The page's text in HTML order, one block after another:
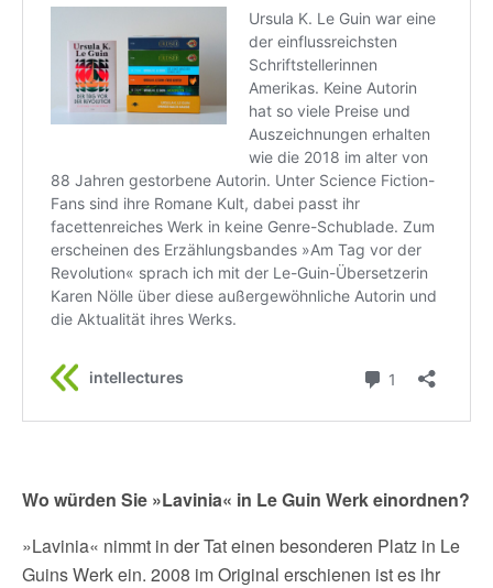
Wo würden Sie »Lavinia« in Le Guin Werk einordnen?
»Lavinia« nimmt in der Tat einen besonderen Platz in Le
Guins Werk ein. 2008 im Original erschienen ist es ihr